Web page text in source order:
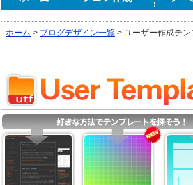
ホーム > ブログデザイン一覧 > ユーザー作成テン